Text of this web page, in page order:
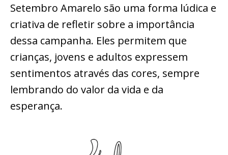
Setembro Amarelo são uma forma lúdica e
criativa de refletir sobre a importância
dessa campanha. Eles permitem que
crianças, jovens e adultos expressem
sentimentos através das cores, sempre
lembrando do valor da vida e da
esperança.